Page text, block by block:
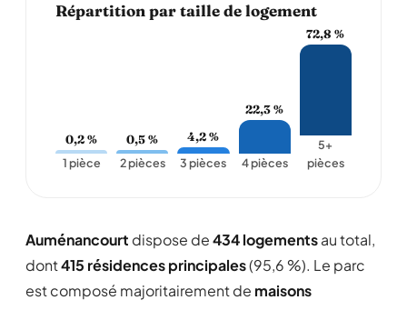
Répartition par taille de logement
0,2 %
1 pièce
0,5 %
2 pièces
4,2 %
3 pièces
22,3 %
4 pièces
72,8 %
5+
pièces
Auménancourt dispose de434 logementsau total,
dont415 résidences principales(95,6 %). Le parc
est composé majoritairement de maisons